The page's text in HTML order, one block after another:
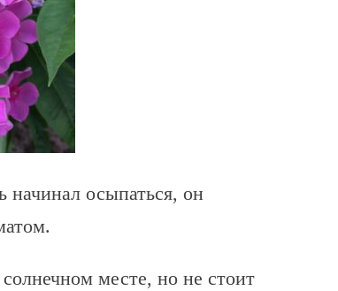
осыпаться, он
месте, но не стоит